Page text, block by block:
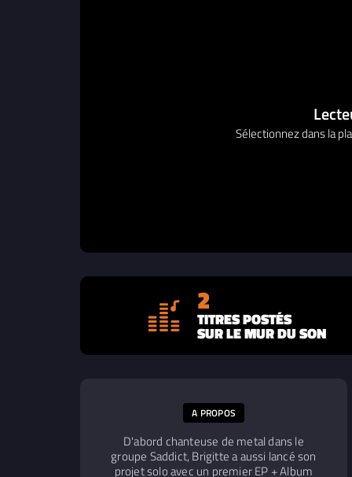
Sélectionnez dans la
2
TITRES POSTÉS
SUR LE MUR DU SON
A PROPOS
D'abord chanteuse de metal dans le
groupe Saddict, Brigitte a aussi lancé son
projet solo avec un premier EP + Album